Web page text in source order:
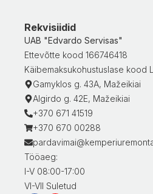
Rekvisiidid
UAB "Edvardo Servisas"
Ettevõtte kood 166746418
Käibemaksukohustuslase kood
Gamyklos g. 43A, Mažeikiai
Algirdo g. 42E, Mažeikiai
+370 671 41519
+370 670 00288
Tööaeg:
I-V 08:00-17:00
VI-VII Suletud